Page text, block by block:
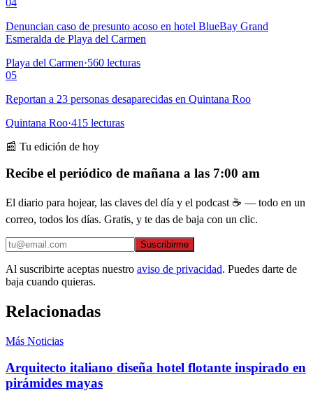
Denuncian caso de presunto acoso en hotel BlueBay Grand
Esmeralda de Playa del Carmen
Playa del Carmen·560 lecturas
05
Reportan a 23 personas desaparecidas en Quintana Roo
Quintana Roo·415 lecturas
📰 Tu edición de hoy
Recibe el periódico de mañana a las 7:00 am
El diario para hojear, las claves del día y el podcast ☕ — todo en un
correo, todos los días. Gratis, y te das de baja con un clic.
Suscribirme
Al suscribirte aceptas nuestro aviso de privacidad. Puedes darte de
baja cuando quieras.
Relacionadas
Más Noticias
Arquitecto italiano diseña hotel flotante inspirado en
pirámides mayas